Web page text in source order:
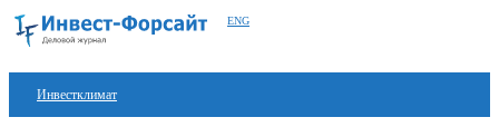
ENG
Инвестклимат